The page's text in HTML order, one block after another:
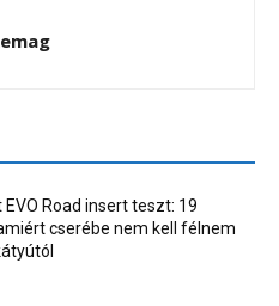
EVO Road insert teszt: 19
cserébe nem kell félnem